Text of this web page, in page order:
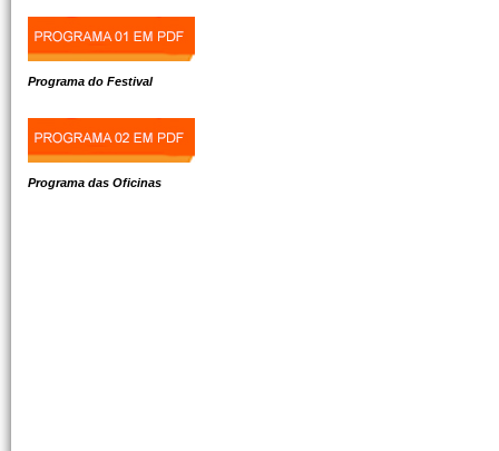
Programa do Festival
Programa das Oficinas